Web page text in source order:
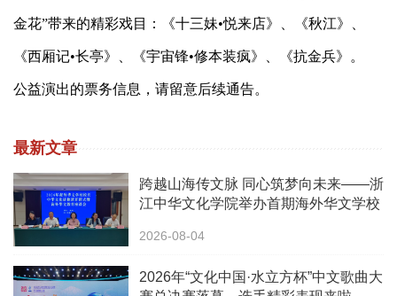
金花”带来的精彩戏目：《十三妹•悦来店》、《秋江》、
《西厢记•长亭》、《宇宙锋•修本装疯》、《抗金兵》。
公益演出的票务信息，请留意后续通告。
最新文章
跨越山海传文脉 同心筑梦向未来——浙
江中华文化学院举办首期海外华文学校
2026-08-04
2026年“文化中国·水立方杯”中文歌曲大